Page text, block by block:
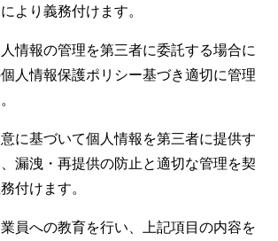
より義務付けます。
情報の管理を第三者に委託する場合に
人情報保護ポリシー基づき適切に管理
に基づいて個人情報を第三者に提供す
漏洩・再提供の防止と適切な管理を契
付けます。
員への教育を行い、上記項目の内容を